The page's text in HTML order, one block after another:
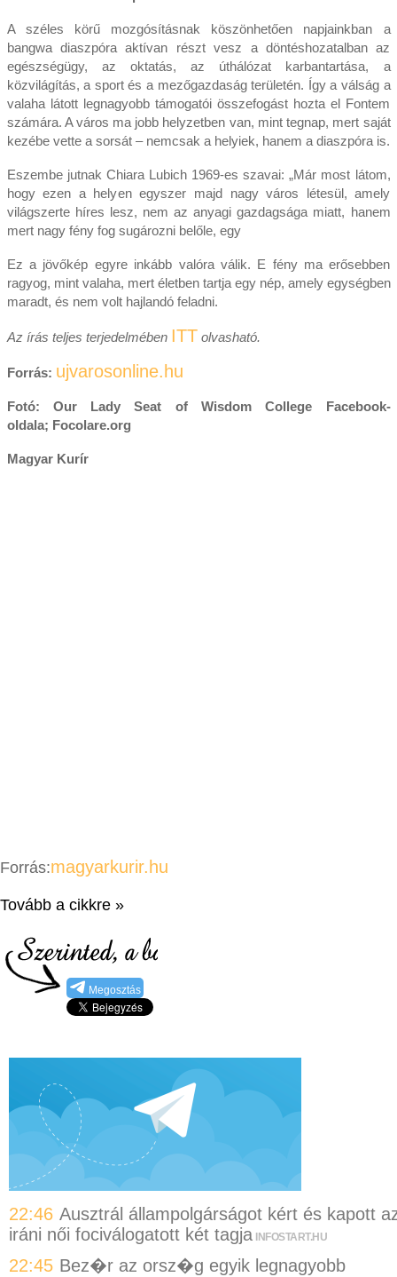
A széles körű mozgósításnak köszönhetően napjainkban a
bangwa diaszpóra aktívan részt vesz a döntéshozatalban az
egészségügy, az oktatás, az úthálózat karbantartása, a
közvilágítás, a sport és a mezőgazdaság területén. Így a válság a
valaha látott legnagyobb támogatói összefogást hozta el Fontem
számára. A város ma jobb helyzetben van, mint tegnap, mert saját
kezébe vette a sorsát – nemcsak a helyiek, hanem a diaszpóra is.
Eszembe jutnak Chiara Lubich 1969-es szavai: „Már most látom,
hogy ezen a helyen egyszer majd nagy város létesül, amely
világszerte híres lesz, nem az anyagi gazdagsága miatt, hanem
mert nagy fény fog sugározni belőle, egy
Ez a jövőkép egyre inkább valóra válik. E fény ma erősebben
ragyog, mint valaha, mert életben tartja egy nép, amely egységben
maradt, és nem volt hajlandó feladni.
Az írás teljes terjedelmében ITT olvasható.
Forrás: ujvarosonline.hu
Fotó: Our Lady Seat of Wisdom College Facebook-
oldala; Focolare.org
Magyar Kurír
Forrás:magyarkurir.hu
Tovább a cikkre »
Megosztás
22:46 Ausztrál állampolgárságot kért és kapott
iráni női fociválogatott két tagja INFOSTART.HU
22:45 Bez�r az orsz�g egyik legnagyobb